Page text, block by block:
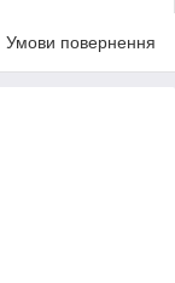
Умови повернення